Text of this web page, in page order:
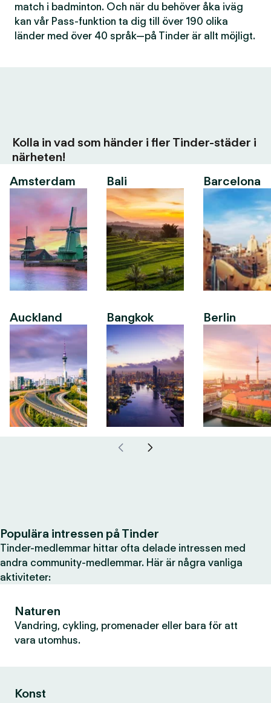
match i badminton. Och när du behöver åka iväg
kan vår Pass-funktion ta dig till över 190 olika
länder med över 40 språk—på Tinder är allt möjligt.
Kolla in vad som händer i fler Tinder-städer i
närheten!
Amsterdam
Auckland
Bali
Bangkok
Barcelona
Berlin
Populära intressen på Tinder
Tinder-medlemmar hittar ofta delade intressen med
andra community-medlemmar. Här är några vanliga
aktiviteter:
Naturen
Vandring, cykling, promenader eller bara för att
vara utomhus.
Konst